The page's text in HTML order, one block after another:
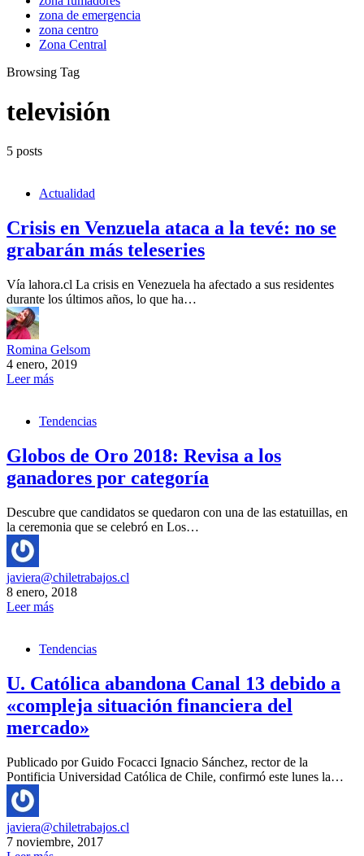
zona de emergencia
zona centro
Zona Central
Browsing Tag
televisión
5 posts
Actualidad
Crisis en Venzuela ataca a la tevé: no se
grabarán más teleseries
Vía lahora.cl La crisis en Venezuela ha afectado a sus residentes
durante los últimos años, lo que ha…
Romina Gelsom
4 enero, 2019
Leer más
Tendencias
Globos de Oro 2018: Revisa a los
ganadores por categoría
Descubre que candidatos se quedaron con una de las estatuillas, en
la ceremonia que se celebró en Los…
javiera@chiletrabajos.cl
8 enero, 2018
Leer más
Tendencias
U. Católica abandona Canal 13 debido a
«compleja situación financiera del
mercado»
Publicado por Guido Focacci Ignacio Sánchez, rector de la
Pontificia Universidad Católica de Chile, confirmó este lunes la…
javiera@chiletrabajos.cl
7 noviembre, 2017